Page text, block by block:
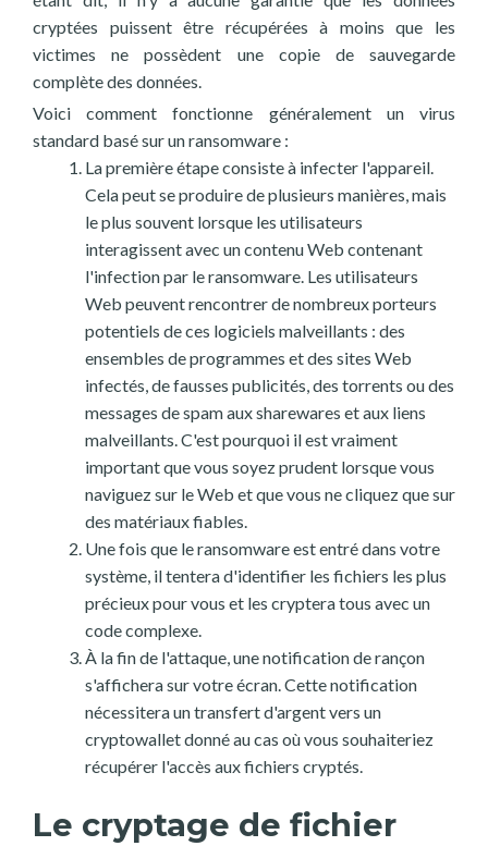
cryptées puissent être récupérées à moins que les
victimes ne possèdent une copie de sauvegarde
complète des données.
Voici comment fonctionne généralement un virus
standard basé sur un ransomware :
La première étape consiste à infecter l'appareil.
Cela peut se produire de plusieurs manières, mais
le plus souvent lorsque les utilisateurs
interagissent avec un contenu Web contenant
l'infection par le ransomware. Les utilisateurs
Web peuvent rencontrer de nombreux porteurs
potentiels de ces logiciels malveillants : des
ensembles de programmes et des sites Web
infectés, de fausses publicités, des torrents ou des
messages de spam aux sharewares et aux liens
malveillants. C'est pourquoi il est vraiment
important que vous soyez prudent lorsque vous
naviguez sur le Web et que vous ne cliquez que sur
des matériaux fiables.
Une fois que le ransomware est entré dans votre
système, il tentera d'identifier les fichiers les plus
précieux pour vous et les cryptera tous avec un
code complexe.
À la fin de l'attaque, une notification de rançon
s'affichera sur votre écran. Cette notification
nécessitera un transfert d'argent vers un
cryptowallet donné au cas où vous souhaiteriez
récupérer l'accès aux fichiers cryptés.
Le cryptage de fichier